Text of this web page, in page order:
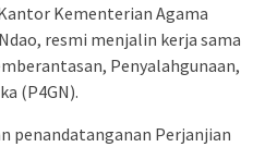
Kementerian Agama
resmi menjalin kerja sama
Penyalahgunaan,
(P4GN).
penandatanganan Perjanjian